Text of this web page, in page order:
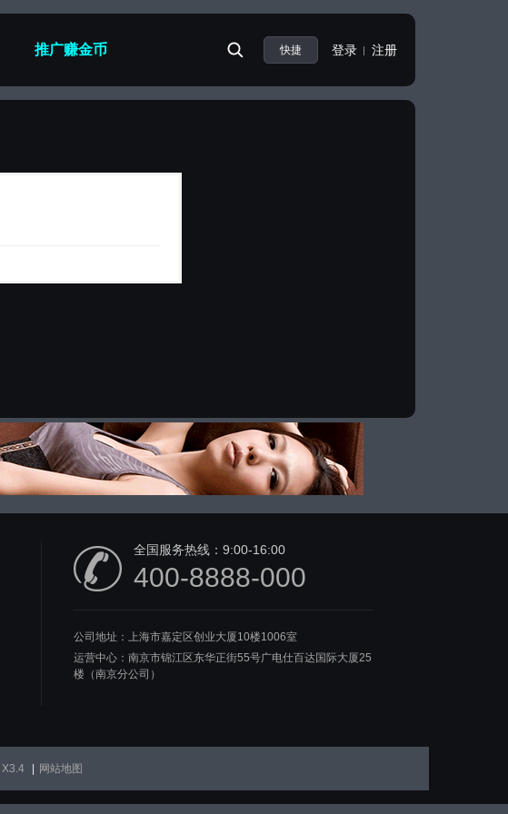
推广赚金币 快捷 登录 注册
全国服务热线： 9:00-16:00
400-8888-000
公司地址：上海市嘉定区创业大厦10楼1006室
运营中心：南京市锦江区东华正街55号广电仕百达国际大厦25
楼（南京分公司）
X3.4 网站地图